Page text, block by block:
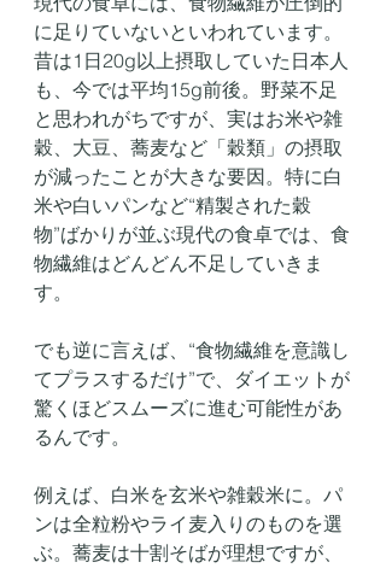
に足りていないといわれています。
昔は1日20g以上摂取していた日本人
も、今では平均15g前後。野菜不足
と思われがちですが、実はお米や雑
穀、大豆、蕎麦など「穀類」の摂取
が減ったことが大きな要因。特に白
米や白いパンなど“精製された穀
物”ばかりが並ぶ現代の食卓では、食
物繊維はどんどん不足していきま
す。
でも逆に言えば、“食物繊維を意識し
てプラスするだけ”で、ダイエットが
驚くほどスムーズに進む可能性があ
るんです。
例えば、白米を玄米や雑穀米に。パ
ンは全粒粉やライ麦入りのものを選
ぶ。蕎麦は十割そばが理想ですが、